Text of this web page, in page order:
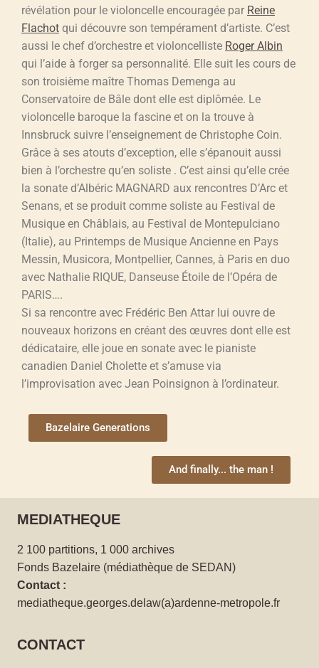
révélation pour le violoncelle encouragée par Reine
Flachot qui découvre son tempérament d’artiste. C’est
aussi le chef d’orchestre et violoncelliste Roger Albin
qui l’aide à forger sa personnalité. Elle suit les cours de
son troisième maître Thomas Demenga au
Conservatoire de Bâle dont elle est diplômée. Le
violoncelle baroque la fascine et on la trouve à
Innsbruck suivre l’enseignement de Christophe Coin.
Grâce à ses atouts d’exception, elle s’épanouit aussi
bien à l’orchestre qu’en soliste . C’est ainsi qu’elle crée
la sonate d’Albéric MAGNARD aux rencontres D’Arc et
Senans, et se produit comme soliste au Festival de
Musique en Châblais, au Festival de Montepulciano
(Italie), au Printemps de Musique Ancienne en Pays
Messin, Musicora, Montpellier, Cannes, à Paris en duo
avec Nathalie RIQUE, Danseuse Étoile de l’Opéra de
PARIS….
Si sa rencontre avec Frédéric Ben Attar lui ouvre de
nouveaux horizons en créant des œuvres dont elle est
dédicataire, elle joue en sonate avec le pianiste
canadien Daniel Cholette et s’amuse via
l’improvisation avec Jean Poinsignon à l’ordinateur.
Bazelaire Generations
And finally... the man !
MEDIATHEQUE
2 100 partitions, 1 000 archives
Fonds Bazelaire (médiathèque de SEDAN)
Contact :
mediatheque.georges.delaw(a)ardenne-metropole.fr
CONTACT